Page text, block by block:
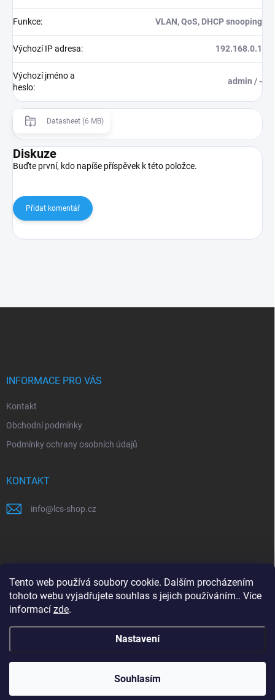
Tento web používá soubory cookie. Dalším procházením
tohoto webu vyjadřujete souhlas s jejich používáním.. Více
informací zde.
Nastavení
Souhlasím
Funkce: VLAN, QoS, DHCP snooping
Výchozí IP adresa: 192.168.0.1
Výchozí jméno a
heslo:
admin / -
Datasheet (6 MB)
Diskuze
Buďte první, kdo napíše příspěvek k této položce.
Přidat komentář
INFORMACE PRO VÁS
Kontakt
Obchodní podmínky
Podmínky ochrany osobních údajů
KONTAKT
info@ lcs-shop.cz
PŘIJÍMÁME ONLINE PLATBY
LCS shop . Všechna práva vyhrazena.